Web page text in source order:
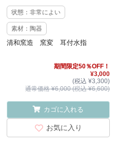
状態：非常によい
素材：陶器
清和窯造 窯変 耳付水指
期間限定50％OFF！
¥3,000
(税込 ¥3,300)
通常価格 ¥6,000 (税込 ¥6,600)
カゴに入れる
お気に入り